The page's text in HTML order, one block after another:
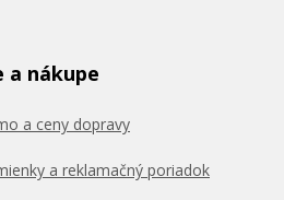
a nákupe
a ceny dopravy
a reklamačný poriadok